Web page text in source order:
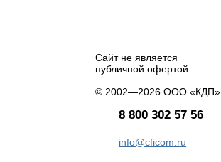
Сайт не является
публичной офертой
© 2002—2026 ООО «КДП»
8 800 302 57 56
info@cficom.ru